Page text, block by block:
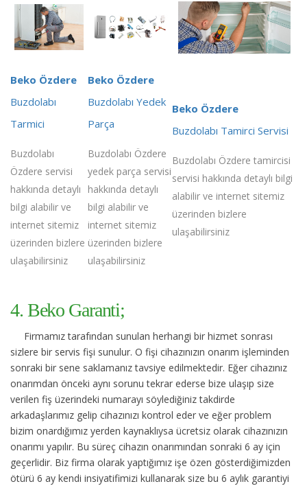
Beko Özdere
Buzdolabı
Tarmici
Buzdolabı
Özdere servisi
hakkında detaylı
bilgi alabilir ve
internet sitemiz
üzerinden bizlere
ulaşabilirsiniz
Beko Özdere
Buzdolabı Yedek
Parça
Buzdolabı Özdere
yedek parça servisi
hakkında detaylı
bilgi alabilir ve
internet sitemiz
üzerinden bizlere
ulaşabilirsiniz
Beko Özdere
Buzdolabı Tamirci Servisi
Buzdolabı Özdere tamircisi
servisi hakkında detaylı bilgi
alabilir ve internet sitemiz
üzerinden bizlere
ulaşabilirsiniz
4. Beko Garanti;
Firmamız tarafından sunulan herhangi bir hizmet sonrası
sizlere bir servis fişi sunulur. O fişi cihazınızın onarım işleminden
sonraki bir sene saklamanız tavsiye edilmektedir. Eğer cihazınız
onarımdan önceki aynı sorunu tekrar ederse bize ulaşıp size
verilen fiş üzerindeki numarayı söylediğiniz takdirde
arkadaşlarımız gelip cihazınızı kontrol eder ve eğer problem
bizim onardığımız yerden kaynaklıysa ücretsiz olarak cihazınızın
onarımı yapılır. Bu süreç cihazın onarımından sonraki 6 ay için
geçerlidir. Biz firma olarak yaptığımız işe özen gösterdiğimizden
ötürü 6 ay kendi insiyatifimizi kullanarak size bu 6 aylık garantiyi